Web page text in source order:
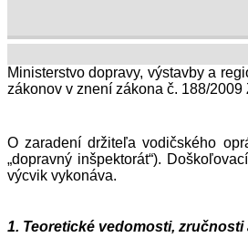
Ministerstvo dopravy, výstavby a
zákonov v znení zákona č. 188/
O zaradení držiteľa vodičského
„dopravný inšpektorát“).
výcvik vykonáva.
1. Teoretické vedomosti,